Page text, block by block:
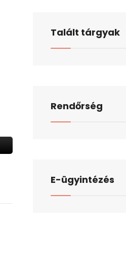
Talált tárgyak
Rendőrség
E-ügyintézés